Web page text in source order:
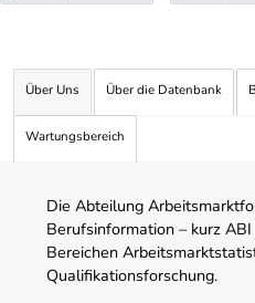
Über Uns Über die Datenbank
Wartungsbereich
Die Abteilung
Berufsinformation – kurz
Bereichen
Qualifikationsforschung.